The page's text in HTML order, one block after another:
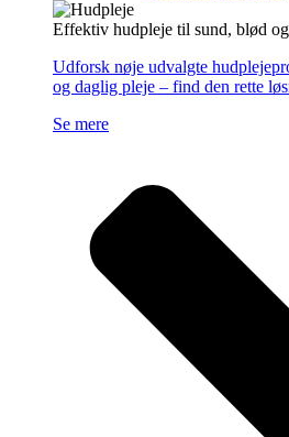
Effektiv hudpleje til sund, blød
Udforsk nøje udvalgte
og daglig pleje – find den rette
Se mere